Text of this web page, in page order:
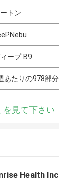
トン
ープ B9
あたりの978部分
を見て下さい
Health